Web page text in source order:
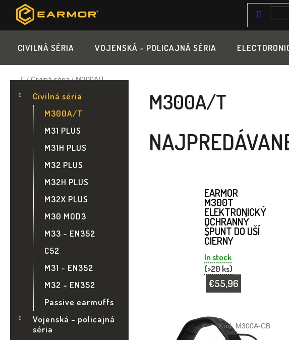
Prejsť
obsah
CIVILNÁ SÉRIA VOJENSKÁ - POLICAJNÁ SÉRIA
Domov
/ Civilná séria / M300A/T
B
kategórieCivilná séria
M300A/T
M31 PLUS
M31H PLUS
M32 PLUS
M32H PLUS
M32X PLUS
M30 MOD3
M33 - EN352
C52
M31 - EN352
M32 - EN352
Passive earmuffs
Vojenská - policajná
séria
M300A/T
EARMOR
M300T
ELEKTRONICKÝ
OCHRANNÝ
ŠPUNT DO UŠÍ
ČIERNY
In stock
(>20 ks)
€55,96
Kód: M300A-CB